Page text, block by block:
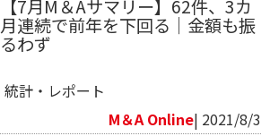
【7月M＆Aサマリー】62件、3カ
月連続で前年を下回る｜金額も振
るわず
統計・レポート
M＆A Online| 2021/8/3